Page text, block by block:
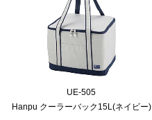
UE-505
Hanpu クーラーバック15L(ネイビー)